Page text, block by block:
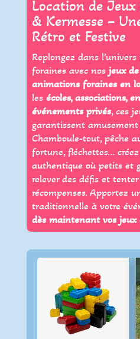
Location de Jeux
& Kermesse –
Rétro et Festive
Replongez dans
foraines avec nos jeux
animations foraines en
les écoles, associations,
événements privés, ces
garantissent
Chamboule-tout, pêche
fortune, fléchettes…
authentique où petits et
relever des défis et
récompenses. Apportez
traditionnelle à votre
dès maintenant vos jeux